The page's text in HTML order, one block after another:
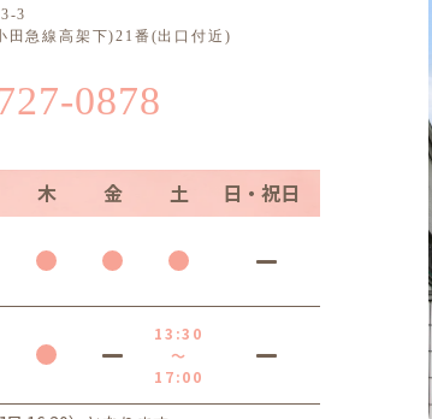
3
田急線高架下)21番(出口付近)
0878
木 金 土 日・祝日
13:30
～
17:00